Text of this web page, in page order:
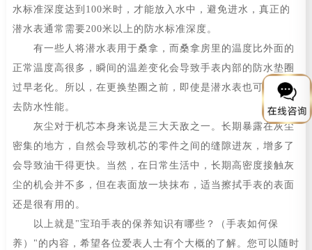
水标准深度达到100米时，才能放入水中，避免进水，真正的
潜水表通常需要200米以上的防水标准深度。
有一些人将潜水表用于桑拿，而桑拿房里的温度比外面的
正常温度高很多，瞬间的温差变化会导致手表内部的防水垫圈
过早老化。所以，在更换垫圈之前，即使是潜水表也可能会失
去防水性能。
灰尘对于机芯本身来说是三大天敌之一。长期暴露在灰尘
密集的地方，自然会导致机芯的零件之间的缝隙进灰，增多了
会导致油干得更快。当然，在日常生活中，长期高密度接触灰
尘的机会并不多，但在表面放一块抹布，适当擦拭手表的表面
还是很有用的。
以上就是"宝珀手表的保养知识有哪些？（手表如何保
养）"的内容，希望各位爱表人士有个大概的了解。您可以随时